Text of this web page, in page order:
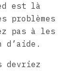
est là
problèmes
pas à les
d’aide.
devriez